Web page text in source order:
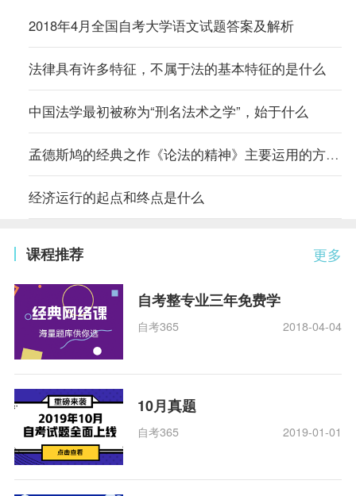
2018年4月全国自考大学语文试题答案及解析
法律具有许多特征，不属于法的基本特征的是什么
中国法学最初被称为“刑名法术之学”，始于什么
孟德斯鸠的经典之作《论法的精神》主要运用的方法是什么
经济运行的起点和终点是什么
更多
课程推荐
自考整专业三年免费学
自考365 2018-04-04
10月真题
自考365 2019-01-01